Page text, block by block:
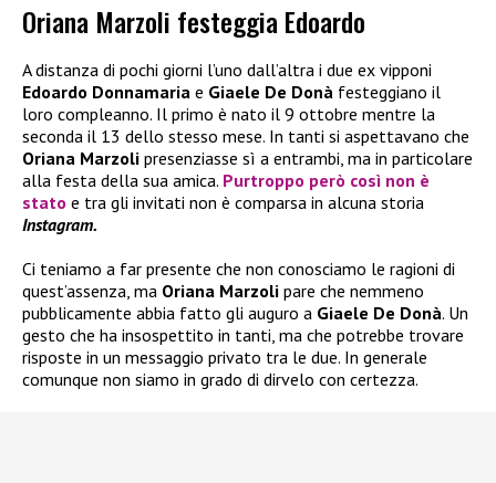
Oriana Marzoli festeggia Edoardo
A distanza di pochi giorni l’uno dall’altra i due ex vipponi
Edoardo Donnamaria e Giaele De Donà festeggiano il
loro compleanno. Il primo è nato il 9 ottobre mentre la
seconda il 13 dello stesso mese. In tanti si aspettavano che
Oriana Marzoli presenziasse sì a entrambi, ma in particolare
alla festa della sua amica. Purtroppo però così non è
stato e tra gli invitati non è comparsa in alcuna storia
Instagram.
Ci teniamo a far presente che non conosciamo le ragioni di
quest’assenza, ma Oriana Marzoli pare che nemmeno
pubblicamente abbia fatto gli auguro a Giaele De Donà. Un
gesto che ha insospettito in tanti, ma che potrebbe trovare
risposte in un messaggio privato tra le due. In generale
comunque non siamo in grado di dirvelo con certezza.